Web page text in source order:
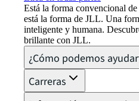
Está la forma convencional
está la forma de JLL. Una
inteligente y humana.
brillante con JLL.
¿Cómo podemos
Carreras